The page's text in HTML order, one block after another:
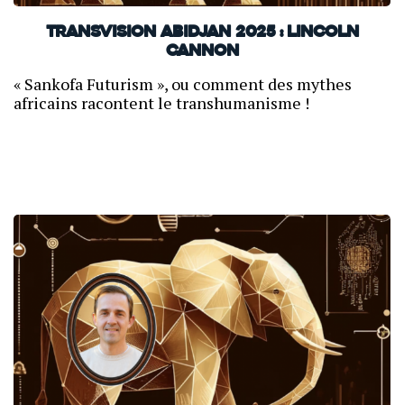
TransVision Abidjan 2025 : Lincoln
Cannon
« Sankofa Futurism », ou comment des mythes
africains racontent le transhumanisme !